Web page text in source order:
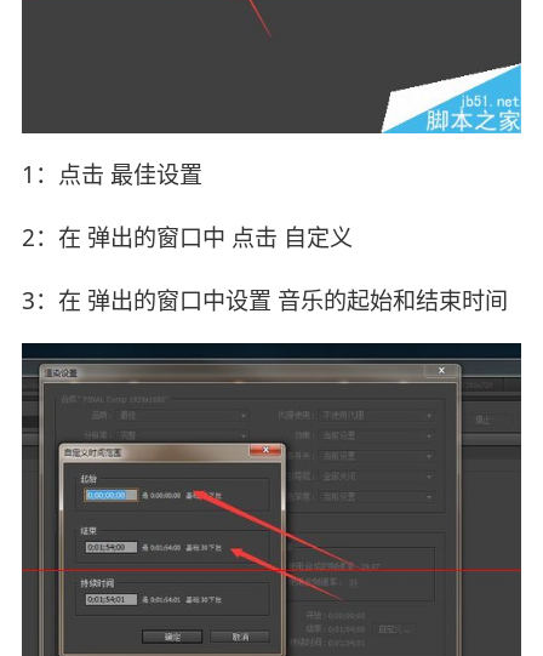
1：点击 最佳设置
2：在 弹出的窗口中 点击 自定义
3：在 弹出的窗口中设置 音乐的起始和结束时间